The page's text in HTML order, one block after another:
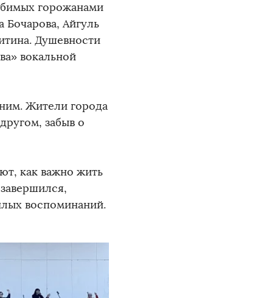
горожанами
Бочарова, Айгуль
Душевности
вокальной
Жители города
забыв о
как важно жить
воспоминаний.